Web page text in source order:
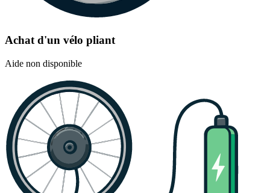
Achat d'un vélo pliant
Aide non disponible